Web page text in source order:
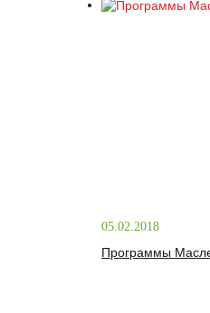
05.02.2018
Программы